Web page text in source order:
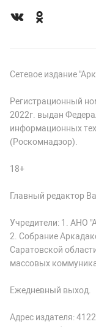
Сетевое издание
Регистрационный
2022г. выдан
информационных
(Роскомнадзор).
18+
Главный редактор
Учредители: 1. АНО
2. Собрание
Саратовской
массовых
Ежедневный выход.
Адрес издателя: